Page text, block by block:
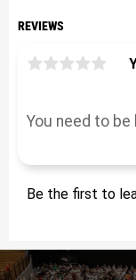
REVIEWS
Be the first to